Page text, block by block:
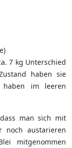
7 kg Unterschied
haben sie
haben im leeren
man sich mit
noch austarieren
mitgenommen